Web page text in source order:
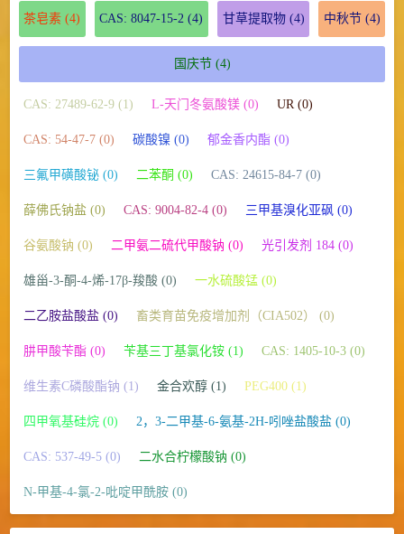
茶皂素 (4) CAS: 8047-15-2 (4) 甘草提取物(4) 中秋节(4)
国庆节(4)
CAS: 27489-62-9 (1) L-天门冬氨酸镁 (0) UR (0)
CAS: 54-47-7 (0) 碳酸镍 (0) 郁金香内酯 (0)
三氟甲磺酸铋 (0) 二苯酮 (0) CAS: 24615-84-7 (0)
薛佛氏钠盐 (0) CAS: 9004-82-4 (0) 三甲基溴化亚砜 (0)
谷氨酸钠 (0) 二甲氨二硫代甲酸钠 (0) 光引发剂 184 (0)
雄甾-3-酮-4-烯-17β-羧酸 (0) 一水硫酸锰 (0)
二乙胺盐酸盐 (0) 畜类育苗免疫增加剂（CIA502） (0)
肼甲酸苄酯 (0) 苄基三丁基氯化铵 (1) CAS: 1405-10-3 (0)
维生素C磷酸酯钠 (1) 金合欢醇 (1) PEG400 (1)
四甲氧基硅烷 (0) 2，3-二甲基-6-氨基-2H-吲唑盐酸盐 (0)
CAS: 537-49-5 (0) 二水合柠檬酸钠 (0)
N-甲基-4-氯-2-吡啶甲酰胺 (0)